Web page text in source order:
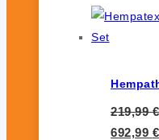
219,99€
692,99 €